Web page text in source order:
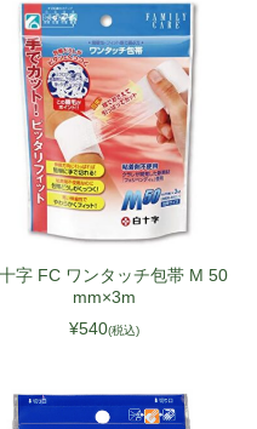
字 FC ワンタッチ包帯 M 50
mm×3m
¥540(税込)